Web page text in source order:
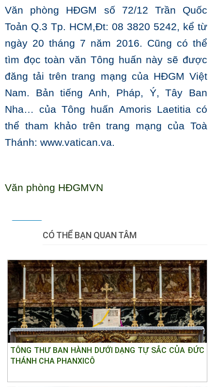
Văn phòng HĐGM số 72/12 Trần Quốc
Toản Q.3 Tp. HCM,Đt: 08 3820 5242, kể từ
ngày 20 tháng 7 năm 2016. Cũng có thể
tìm đọc toàn văn Tông huấn này sẽ được
đăng tải trên trang mạng của HĐGM Việt
Nam. Bản tiếng Anh, Pháp, Ý, Tây Ban
Nha… của Tông huấn Amoris Laetitia có
thể tham khảo trên trang mạng của Toà
Thánh: www.vatican.va.
Văn phòng HĐGMVN
CÓ THỂ BẠN QUAN TÂM
TÔNG THƯ BAN HÀNH DƯỚI DẠNG TỰ SẮC CỦA ĐỨC
THÁNH CHA PHANXICÔ